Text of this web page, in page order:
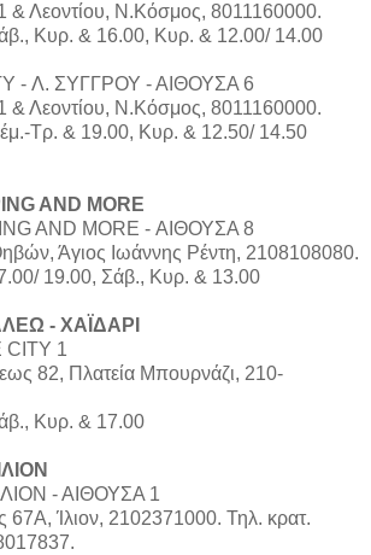
& Λεοντίου, Ν.Κόσμος, 8011160000.
Κυρ. & 16.00, Κυρ. & 12.00/ 14.00
- Λ. ΣΥΓΓΡΟΥ - ΑΙΘΟΥΣΑ 6
& Λεοντίου, Ν.Κόσμος, 8011160000.
Τρ. & 19.00, Κυρ. & 12.50/ 14.50
AND MORE
AND MORE - ΑΙΘΟΥΣΑ 8
Άγιος Ιωάννης Ρέντη, 2108108080.
19.00, Σάβ., Κυρ. & 13.00
- ΧΑΪΔΑΡΙ
CITY 1
82, Πλατεία Μπουρνάζι, 210-
Κυρ. & 17.00
- ΑΙΘΟΥΣΑ 1
67Α, Ίλιον, 2102371000. Τηλ. κρατ.